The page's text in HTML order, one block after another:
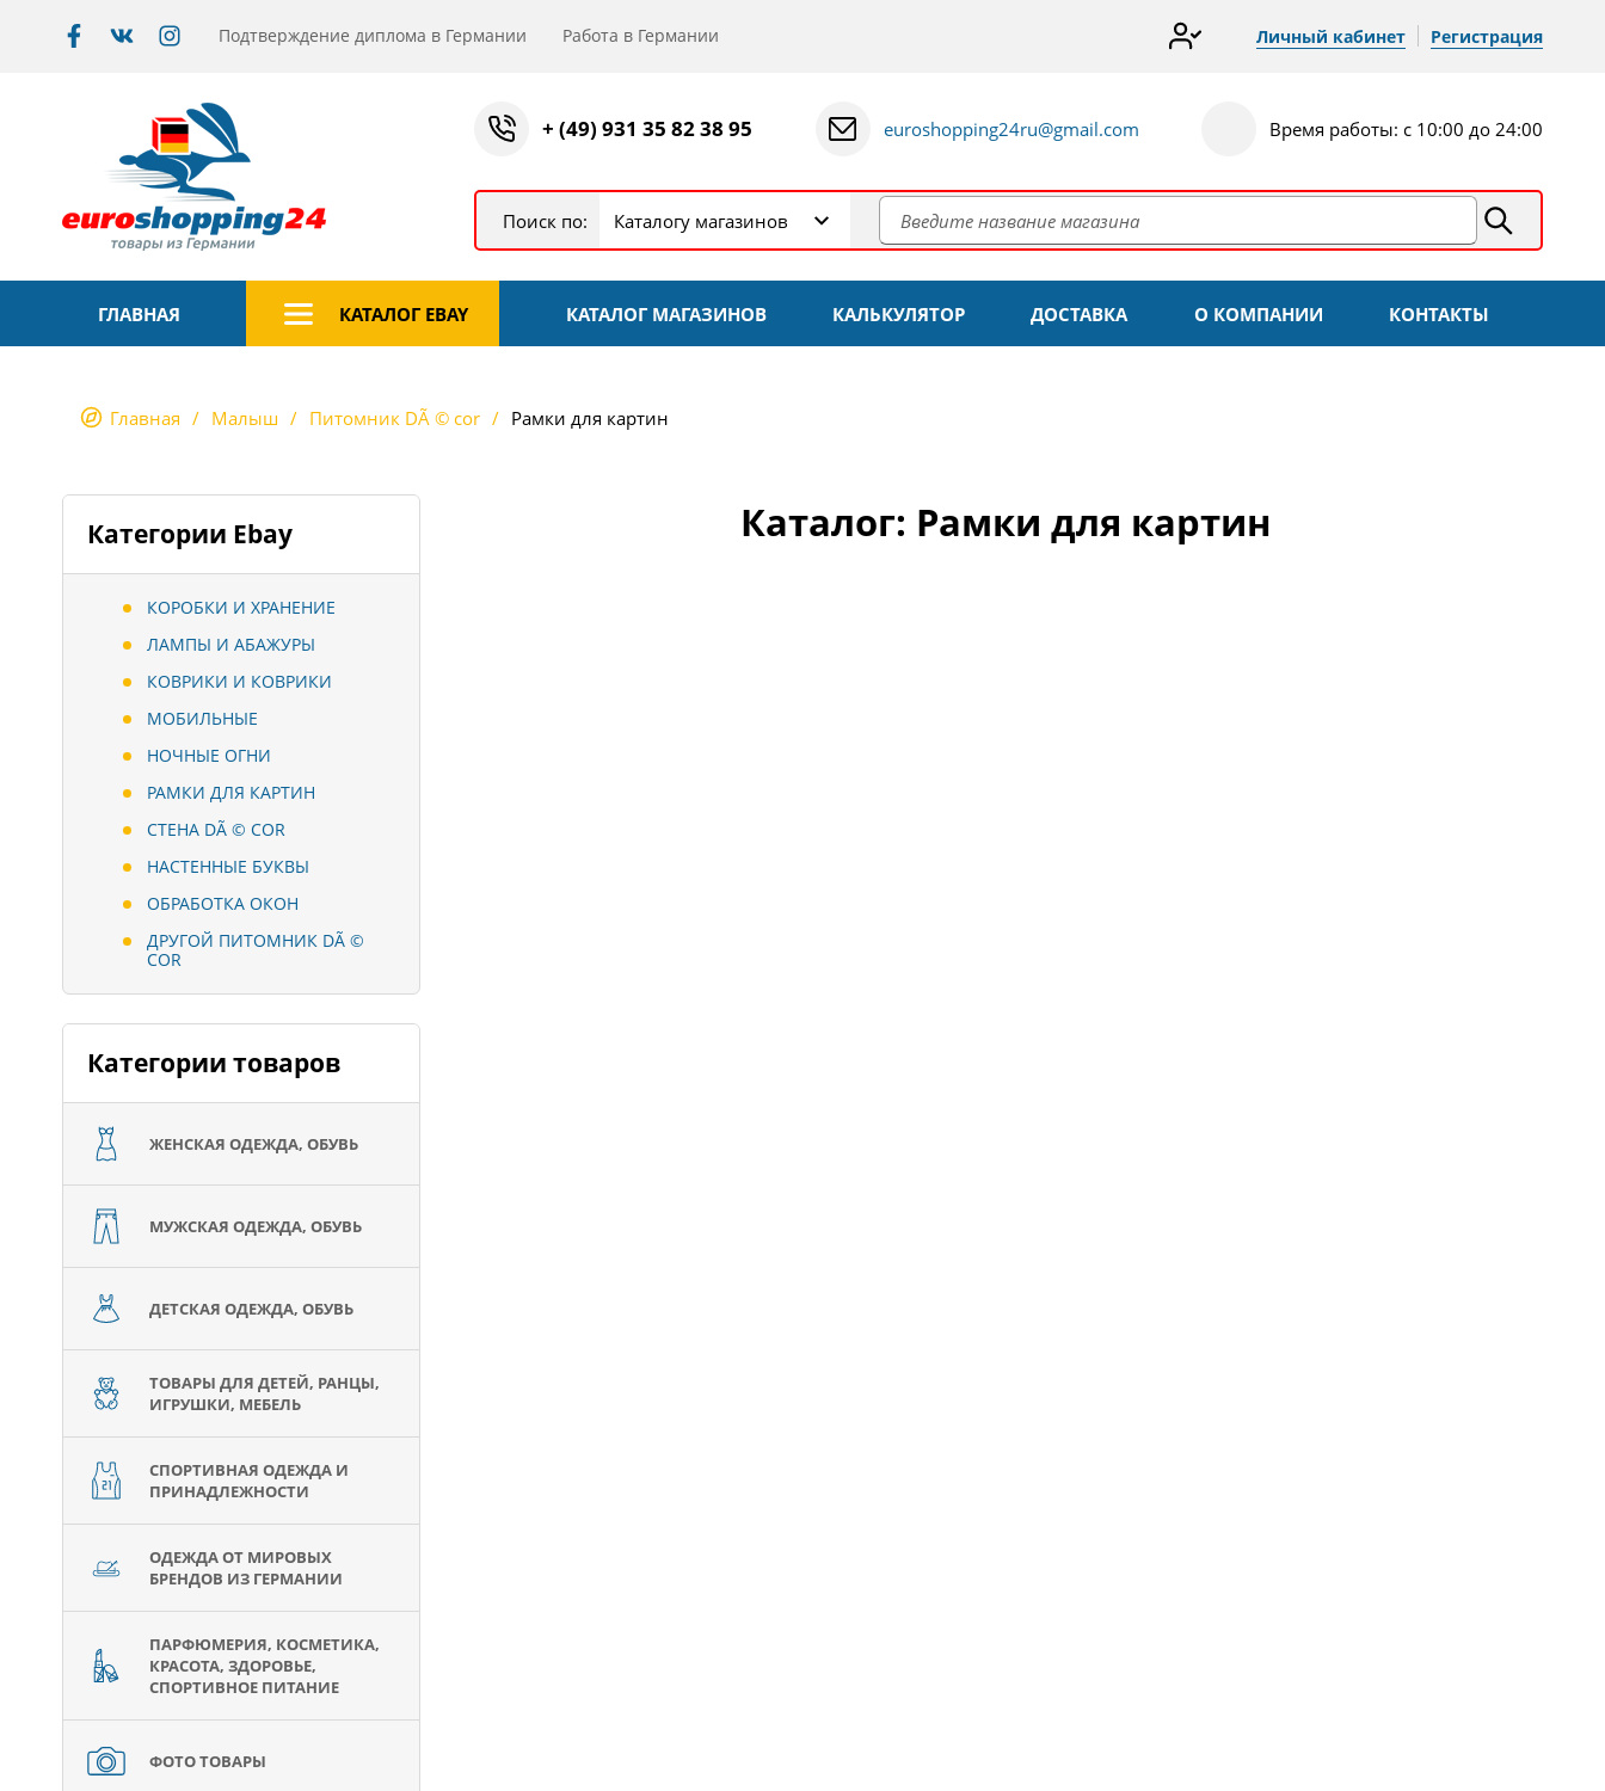
Подтверждение диплома в Германии Работа в Германии Личный кабинет Регистрация
+ (49) 931 35 82 38 95 euroshopping24ru@gmail.com Время работы: с 10:00 до 24:00
Поиск по: Каталогу магазинов
ГЛАВНАЯ КАТАЛОГ EBAY КАТАЛОГ МАГАЗИНОВ КАЛЬКУЛЯТОР ДОСТАВКА О КОМПАНИИ КОНТАКТЫ
Главная Малыш Питомник DÃ © cor Рамки для картин
Категории Ebay
КОРОБКИ И ХРАНЕНИЕ
ЛАМПЫ И АБАЖУРЫ
КОВРИКИ И КОВРИКИ
МОБИЛЬНЫЕ
НОЧНЫЕ ОГНИ
РАМКИ ДЛЯ КАРТИН
СТЕНА DÃ © COR
НАСТЕННЫЕ БУКВЫ
ОБРАБОТКА ОКОН
ДРУГОЙ ПИТОМНИК DÃ ©
COR
Категории товаров
ЖЕНСКАЯ ОДЕЖДА, ОБУВЬ
МУЖСКАЯ ОДЕЖДА, ОБУВЬ
ДЕТСКАЯ ОДЕЖДА, ОБУВЬ
ТОВАРЫ ДЛЯ ДЕТЕЙ, РАНЦЫ,
ИГРУШКИ, МЕБЕЛЬ
СПОРТИВНАЯ ОДЕЖДА И
ПРИНАДЛЕЖНОСТИ
ОДЕЖДА ОТ МИРОВЫХ
БРЕНДОВ ИЗ ГЕРМАНИИ
ПАРФЮМЕРИЯ, КОСМЕТИКА,
КРАСОТА, ЗДОРОВЬЕ,
СПОРТИВНОЕ ПИТАНИЕ
ФОТО ТОВАРЫ
Каталог: Рамки для картин